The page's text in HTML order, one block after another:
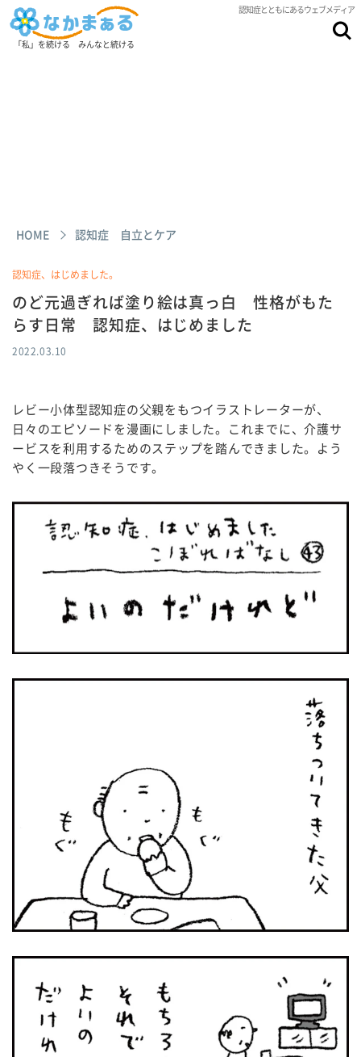
認知症とともにあるウェブメディア
「私」を続ける みんなと続ける
HOME 認知症 自立とケア
認知症、はじめました。
のど元過ぎれば塗り絵は真っ白 性格がもた
らす日常 認知症、はじめました
2022.03.10
レビー小体型認知症の父親をもつイラストレーターが、
日々のエピソードを漫画にしました。これまでに、介護サ
ービスを利用するためのステップを踏んできました。よう
やく一段落つきそうです。